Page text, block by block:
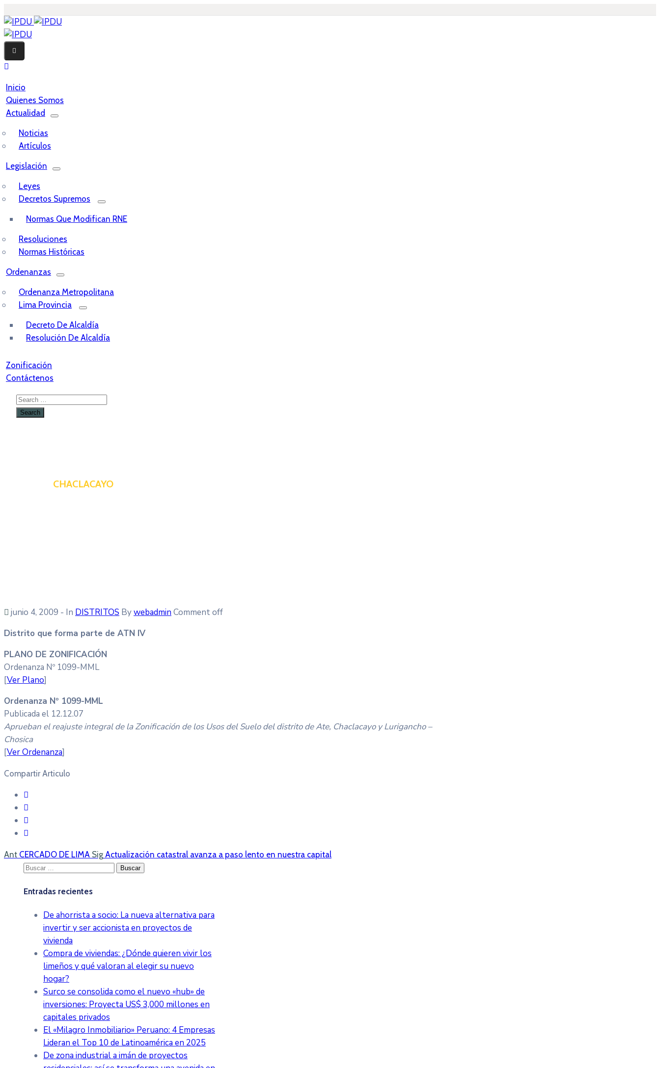
Inicio
Quienes Somos
Actualidad
Noticias
Artículos
Legislación
Leyes
Decretos Supremos
Normas Que Modifican RNE
Resoluciones
Normas Históricas
Ordenanzas
Ordenanza Metropolitana
Lima Provincia
Decreto De Alcaldía
Resolución De Alcaldía
Zonificación
Contáctenos
CHACLACAYO
junio 4, 2009 - In DISTRITOS BywebadminComment off
Distrito que forma parte de ATN IV
PLANO DE ZONIFICACIÓN
Ordenanza Nº 1099-MML
[Ver Plano]
Ordenanza Nº 1099-MML
Publicada el 12.12.07
Aprueban el reajuste integral de la Zonificación de los Usos del Suelo del distrito de Ate, Chaclacayo y Lurigancho –
Chosica
[Ver Ordenanza]
Compartir Articulo
Ant CERCADO DE LIMA Sig Actualización catastral avanza a paso lento en nuestra capital
Buscar:
Entradas recientes
De ahorrista a socio: La nueva alternativa para
invertir y ser accionista en proyectos de
vivienda
Compra de viviendas: ¿Dónde quieren vivir los
limeños y qué valoran al elegir su nuevo
hogar?
Surco se consolida como el nuevo «hub» de
inversiones: Proyecta US$ 3,000 millones en
capitales privados
El «Milagro Inmobiliario» Peruano: 4 Empresas
Lideran el Top 10 de Latinoamérica en 2025
De zona industrial a imán de proyectos